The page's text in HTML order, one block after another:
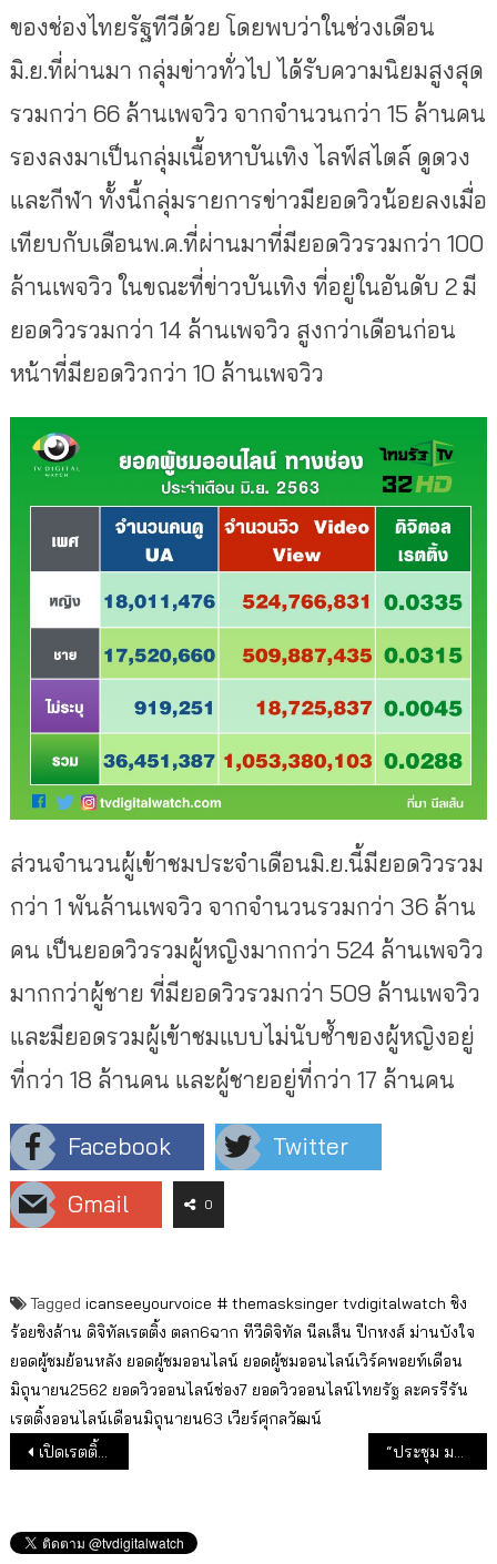
ของช่องไทยรัฐทีวีด้วย โดยพบว่าในช่วงเดือน
มิ.ย.ที่ผ่านมา กลุ่มข่าวทั่วไป ได้รับความนิยมสูงสุด
รวมกว่า 66 ล้านเพจวิว จากจำนวนกว่า 15 ล้านคน
รองลงมาเป็นกลุ่มเนื้อหาบันเทิง ไลฟ์สไตล์ ดูดวง
และกีฬา ทั้งนี้กลุ่มรายการข่าวมียอดวิวน้อยลงเมื่อ
เทียบกับเดือนพ.ค.ที่ผ่านมาที่มียอดวิวรวมกว่า 100
ล้านเพจวิว ในขณะที่ข่าวบันเทิง ที่อยู่ในอันดับ 2 มี
ยอดวิวรวมกว่า 14 ล้านเพจวิว สูงกว่าเดือนก่อน
หน้าที่มียอดวิวกว่า 10 ล้านเพจวิว
ส่วนจำนวนผู้เข้าชมประจำเดือนมิ.ย.นี้มียอดวิวรวม
กว่า 1 พันล้านเพจวิว จากจำนวนรวมกว่า 36 ล้าน
คน เป็นยอดวิวรวมผู้หญิงมากกว่า 524 ล้านเพจวิว
มากกว่าผู้ชาย ที่มียอดวิวรวมกว่า 509 ล้านเพจวิว
และมียอดรวมผู้เข้าชมแบบไม่นับซ้ำของผู้หญิงอยู่
ที่กว่า 18 ล้านคน และผู้ชายอยู่ที่กว่า 17 ล้านคน
Facebook
Twitter
Gmail
0
Tagged icanseeyourvoice # themasksinger tvdigitalwatch ชิง
ร้อยชิงล้าน ดิจิทัลเรตติ้ง ตลก6ฉาก ทีวีดิจิทัล นีลเส็น ปีกหงส์ ม่านบังใจ
ยอดผู้ชมย้อนหลัง ยอดผู้ชมออนไลน์ ยอดผู้ชมออนไลน์เวิร์คพอยท์เดือน
มิถุนายน2562 ยอดวิวออนไลน์ช่อง7 ยอดวิวออนไลน์ไทยรัฐ ละครรีรัน
เรตติ้งออนไลน์เดือนมิถุนายน63 เวียร์ศุกลวัฒน์
แนะแนวเรื่อง
เปิดเรตติ้งรายการช่วงเวลา “หวยออก” “ประชุม มาลีนนท์” ลาขาดช่อง 3 ขายหุ้นหมด ; 3 พี่สาวซื้อหุ้น กว่า 300 ลบ.